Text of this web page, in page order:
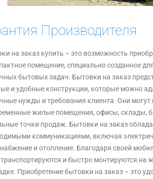
Производителя
на заказ купить – это возможность
помещение, специально созданное
бытовых задач. Бытовки на заказ
и удобные конструкции, которые можно
нужды и требования клиента. Они могут
жилые помещения, офисы, склады,
точки продаж. Бытовки на заказ
коммуникациями, включая
и отопление. Благодаря своей
транспортируются и быстро монтируются на
Приобретение бытовки на заказ – это